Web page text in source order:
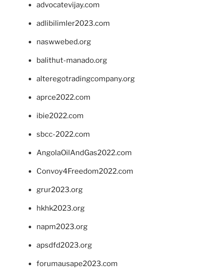
advocatevijay.com
adlibilimler2023.com
naswwebed.org
balithut-manado.org
alteregotradingcompany.org
aprce2022.com
ibie2022.com
sbcc-2022.com
AngolaOilAndGas2022.com
Convoy4Freedom2022.com
grur2023.org
hkhk2023.org
napm2023.org
apsdfd2023.org
forumausape2023.com